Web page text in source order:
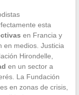
esta
en Francia y
en medios. Justicia
Hirondelle,
en un sector a
La Fundación
en zonas de crisis,